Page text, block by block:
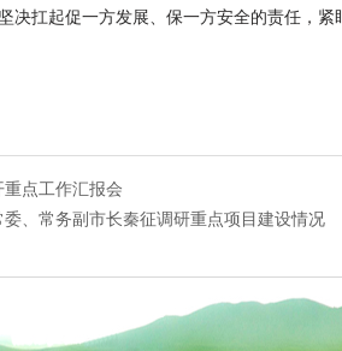
决扛起促一方发展、保一方安全的责任，
点工作汇报会
委、常务副市长秦征调研重点项目建设情况